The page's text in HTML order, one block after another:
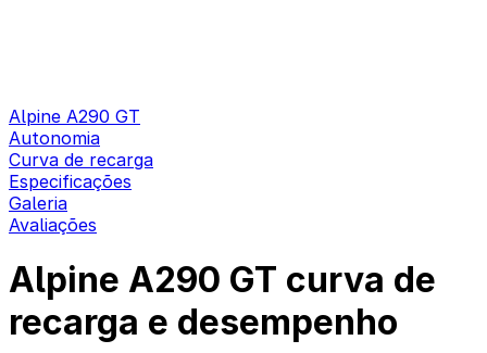
Alpine A290 GT
Autonomia
Curva de recarga
Especificações
Galeria
Avaliações
Alpine A290 GT curva de
recarga e desempenho